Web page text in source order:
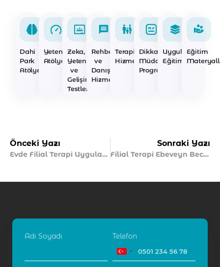
Dahi
Park
Atölyeleri
Yetenek
Atölyeleri
Zeka,
Yetenek
ve
Gelişim
Testleri
Rehberlik
ve
Danışmanlık
Hizmetleri
Terapi
Hizmetleri
Dikkat
Müdahale
Programları
Uygulayıcı
Eğitimleri
Eğitim
Önceki Yazı
Evde Filial Terapi Uygulamak Mümkün mü?
Sonraki Yazı
Filial Terapi Ebeveyn Becerilerini Nasıl Geliştirir?
Adı Soyadı Telefon